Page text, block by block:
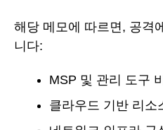
해당 메모에 따르면, 공격
니다:
MSP 및 관리 도구
클라우드 기반 리소